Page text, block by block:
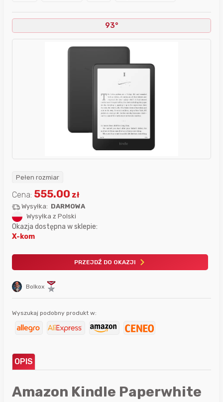
93°
Pełen rozmiar
Bolkox
Cena: 555.00 zł
Wysyłka: DARMOWA
Wysyłka z Polski
Okazja dostępna w sklepie:
X-kom
PRZEJDŹ DO OKAZJI
Wyszukaj podobny produkt w:
OPIS
Amazon Kindle Paperwhite